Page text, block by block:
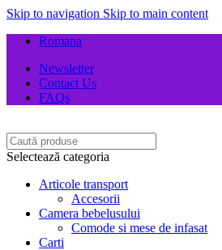
Skip to navigation Skip to main content
Romana
Newsletter
Contact Us
FAQs
Selectează categoria
Articole transport
Accesorii
Camera bebelusului
Comode si mese de infasat
Carti